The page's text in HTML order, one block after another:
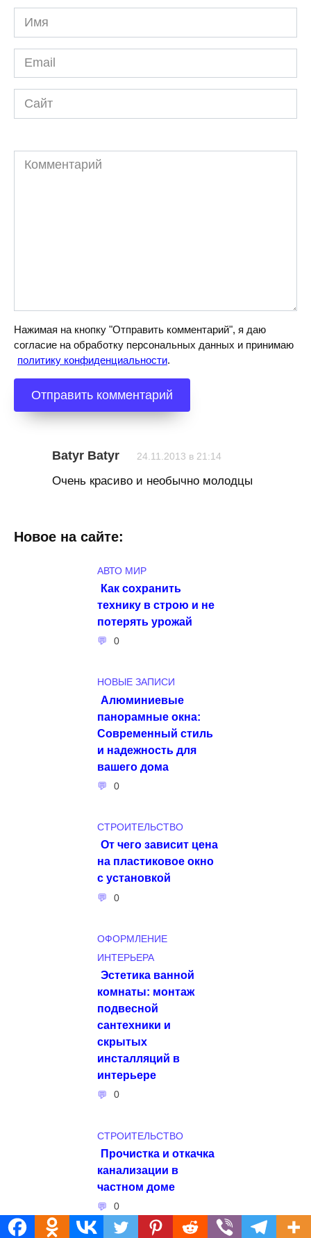
Имя
*
Email
*
Сайт
Комментарий
Нажимая на кнопку "Отправить комментарий", я даю
согласие на обработку персональных данных и принимаю
политику конфиденциальности.
Batyr Batyr 24.11.2013 в 21:14
Очень красиво и необычно молодцы
Новое на сайте:
АВТО МИР
Как сохранить
технику в строю и не
потерять урожай
0
НОВЫЕ ЗАПИСИ
Алюминиевые
панорамные окна:
Современный стиль
и надежность для
вашего дома
0
СТРОИТЕЛЬСТВО
От чего зависит цена
на пластиковое окно
с установкой
0
ОФОРМЛЕНИЕ
ИНТЕРЬЕРА
Эстетика ванной
комнаты: монтаж
подвесной
сантехники и
скрытых
инсталляций в
интерьере
0
СТРОИТЕЛЬСТВО
Прочистка и откачка
канализации в
частном доме
0